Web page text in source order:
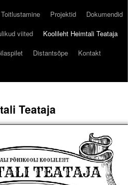
Toitlustamine Projektid
Dokumendid
viited
Koolileht Heimtali Teataja
Distantsõpe
Kontakt
Teataja